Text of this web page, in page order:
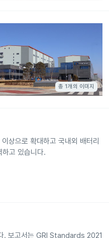
총 1개의 이미지
상으로 확대하고 국내외 배터리
고 있습니다.
. 보고서는 GRI Standards 2021